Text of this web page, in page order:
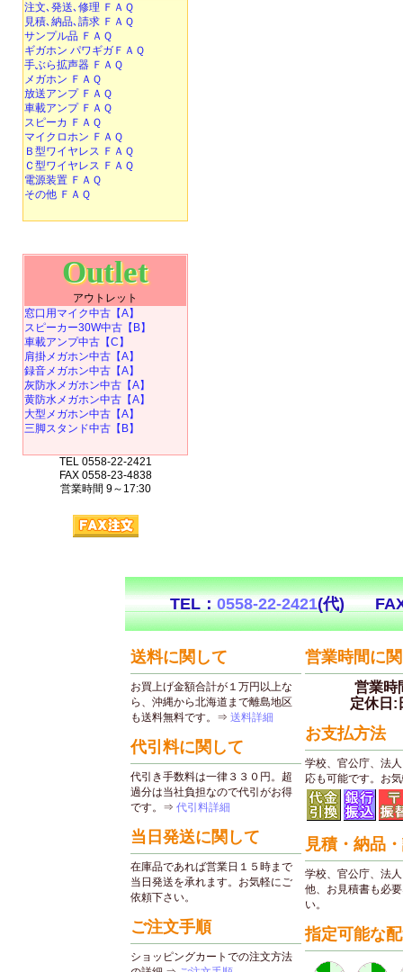
注文､発送､修理 ＦＡＱ
見積､納品､請求 ＦＡＱ
サンプル品 ＦＡＱ
ギガホン パワギガＦＡＱ
手ぶら拡声器 ＦＡＱ
メガホン ＦＡＱ
放送アンプ ＦＡＱ
車載アンプ ＦＡＱ
スピーカ ＦＡＱ
マイクロホン ＦＡＱ
Ｂ型ワイヤレス ＦＡＱ
Ｃ型ワイヤレス ＦＡＱ
電源装置 ＦＡＱ
その他 ＦＡＱ
Outlet
アウトレット
窓口用マイク中古【A】
スピーカー30W中古【B】
車載アンプ中古【C】
肩掛メガホン中古【A】
録音メガホン中古【A】
灰防水メガホン中古【A】
黄防水メガホン中古【A】
大型メガホン中古【A】
三脚スタンド中古【B】
TEL 0558-22-2421
FAX 0558-23-4838
営業時間 9～17:30